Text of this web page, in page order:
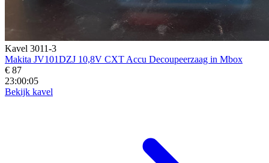
Kavel 3011-3
Makita JV101DZJ 10,8V CXT Accu Decoupeerzaag in Mbox
€ 87
23:00:04
Bekijk kavel